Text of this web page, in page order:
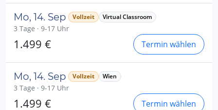
Mo, 14. Sep Vollzeit Virtual Classroom
3 Tage · 9-17 Uhr
1.499 € Termin wählen
Mo, 14. Sep Vollzeit Wien
3 Tage · 9-17 Uhr
1.499 € Termin wählen